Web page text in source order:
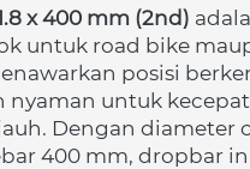
x 400 mm (2nd)
untuk road bike
posisi
nyaman untuk
Dengan diameter
400 mm, dropbar